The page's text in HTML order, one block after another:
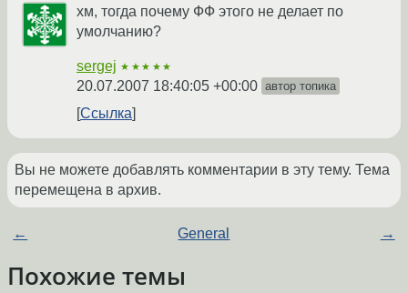
хм, тогда почему ФФ этого не делает по
умолчанию?
sergej ★★★★★
20.07.2007 18:40:05 +00:00 автор топика
Ссылка
Вы не можете добавлять комментарии в эту тему. Тема
перемещена в архив.
← General →
Похожие темы